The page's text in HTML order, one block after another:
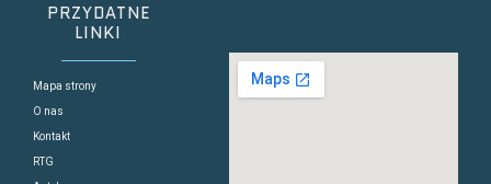
PRZYDATNE
LINKI
Mapa strony
O nas
Kontakt
RTG